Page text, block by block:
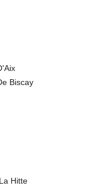
Biscay
Hitte